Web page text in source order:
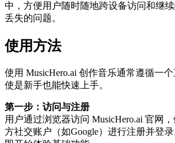
中，方便用户随时随地跨设备访问和继
丢失的问题。
使用方法
使用 MusicHero.ai 创作音乐通常遵循一
使是新手也能快速上手。
第一步：访问与注册
用户通过浏览器访问 MusicHero.ai 官网
方社交账户（如Google）进行注册并登